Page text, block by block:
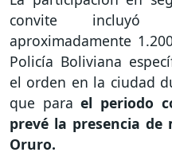
convite
aproximadamente
Policía Boliviana
el orden en la ciudad
que parael periodo
prevé la presencia de
Oruro.